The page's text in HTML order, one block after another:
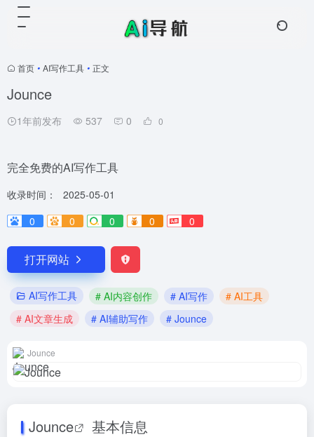
首页 • AI写作工具 • 正文
Jounce
1年前发布 537 0 0
完全免费的AI写作工具
收录时间：
2025-05-01
0
0 0 0 0
打开网站
AI写作工具 # AI内容创作 # AI写作
# AI工具
# AI文章生成
# AI辅助写作 # Jounce
Jounce
Jounce 基本信息